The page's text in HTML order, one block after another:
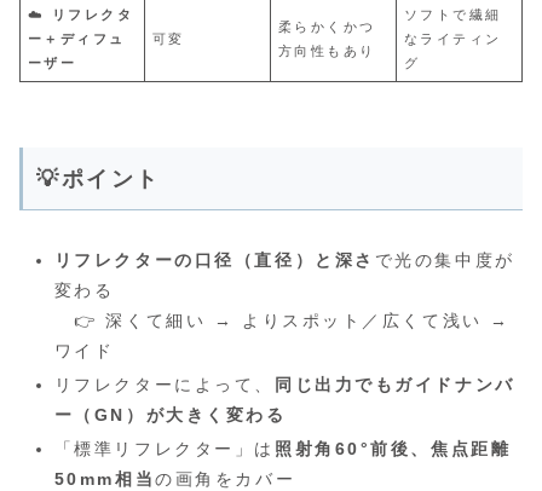
☁️
リフレクタ
ー＋ディフュ
ーザー
可変
柔らかくかつ
方向性もあり
ソフトで繊細
なライティン
グ
💡ポイント
リフレクターの口径（直径）と深さ で光の集中度が
変わる
👉 深くて細い → よりスポット／広くて浅い →
ワイド
リフレクターによって、
同じ出力でもガイドナンバ
ー（GN）が大きく変わる
「標準リフレクター」は 照射角60°前後、焦点距離
50mm相当の画角をカバー